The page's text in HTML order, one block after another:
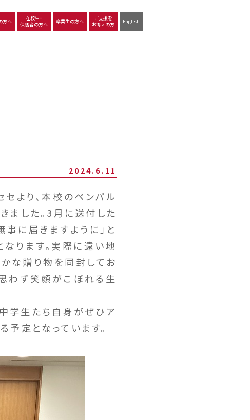
方へ
在校生・
保護者の方へ
卒業生の方へ
ご支援を
お考えの方
English
2024.6.11
セより、本校のペンパル
ました。3月に送付した
に届きますように」と
ります。実際に遠い地
な贈り物を同封してお
わず笑顔がこぼれる生
学生たち自身がぜひア
予定となっています。